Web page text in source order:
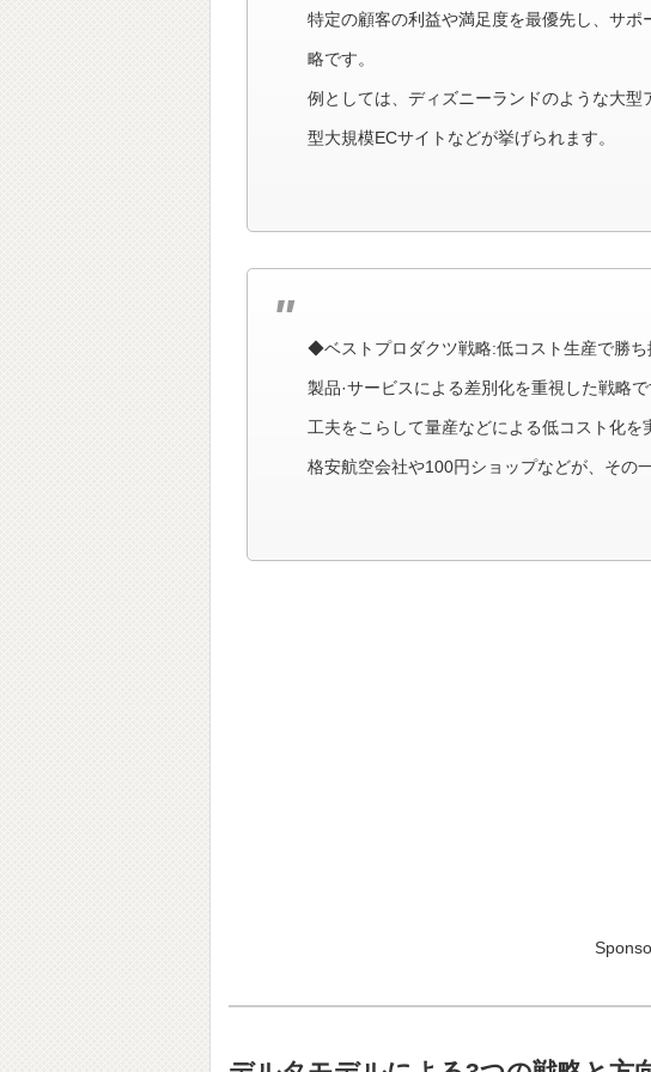
特定の顧客の利益や満足度を最優先し、サ
略です。
例としては、ディズニーランドのような大
型大規模ECサイトなどが挙げられます。
◆ベストプロダクツ戦略:低コスト生産で勝ち
製品·サービスによる差別化を重視した戦略
工夫をこらして量産などによる低コスト化を
格安航空会社や100円ショップなどが、その一